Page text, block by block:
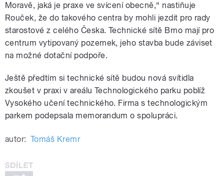
Moravě, jaká je praxe ve svícení obecně,“ nastiňuje
Rouček, že do takového centra by mohli jezdit pro rady
starostové z celého Česka. Technické sítě Brno mají pro
centrum vytipovaný pozemek, jeho stavba bude záviset
na možné dotační podpoře.
Ještě předtím si technické sítě budou nová svítidla
zkoušet v praxi v areálu Technologického parku poblíž
Vysokého učení technického. Firma s technologickým
parkem podepsala memorandum o spolupráci.
autor: Tomáš Kremr